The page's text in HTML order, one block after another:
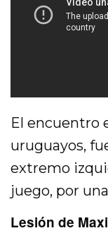
El encuentro
uruguayos,
extremo
juego, por
Lesión de